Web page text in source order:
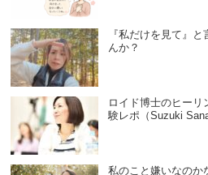
『私だけを見て』
んか？
ロイド博士のヒーリ
験レポ（Suzuki
私のこと嫌いなのか